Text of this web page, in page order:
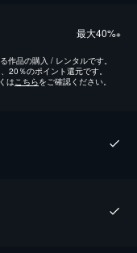
最⼤40%※
作品の購入 / レンタルです。
20％のポイント還元です。
はこちらをご確認ください。